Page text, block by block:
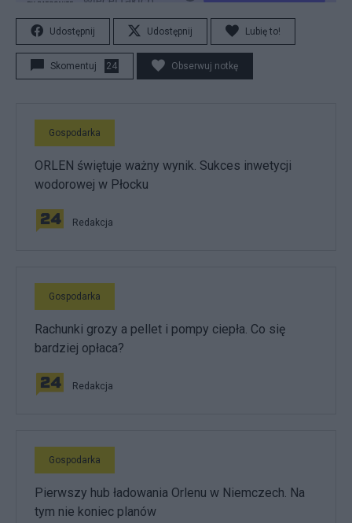
Udostępnij Udostępnij Lubię to!
Skomentuj 24 Obserwuj notkę
Gospodarka
ORLEN świętuje ważny wynik. Sukces inwetycji
wodorowej w Płocku
Redakcja
Gospodarka
Rachunki grozy a pellet i pompy ciepła. Co się
bardziej opłaca?
Redakcja
Gospodarka
Pierwszy hub ładowania Orlenu w Niemczech. Na
tym nie koniec planów